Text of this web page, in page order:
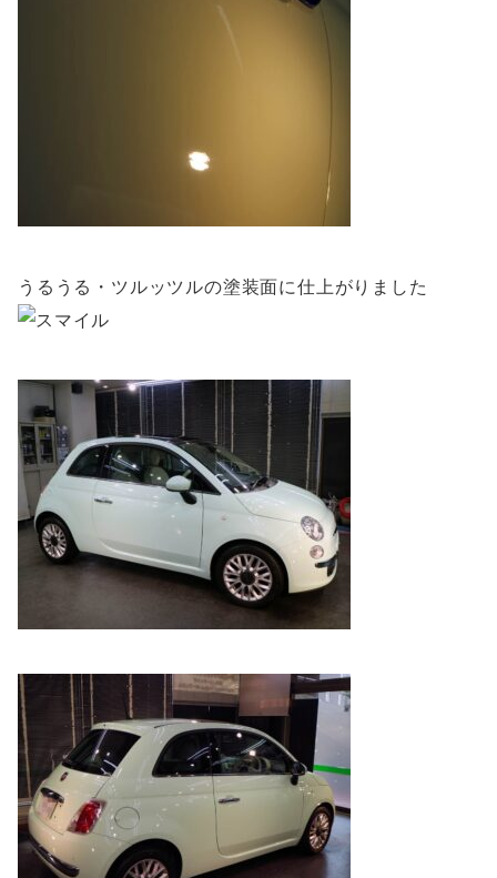
うるうる・ツルッツルの塗装面に仕上がりました